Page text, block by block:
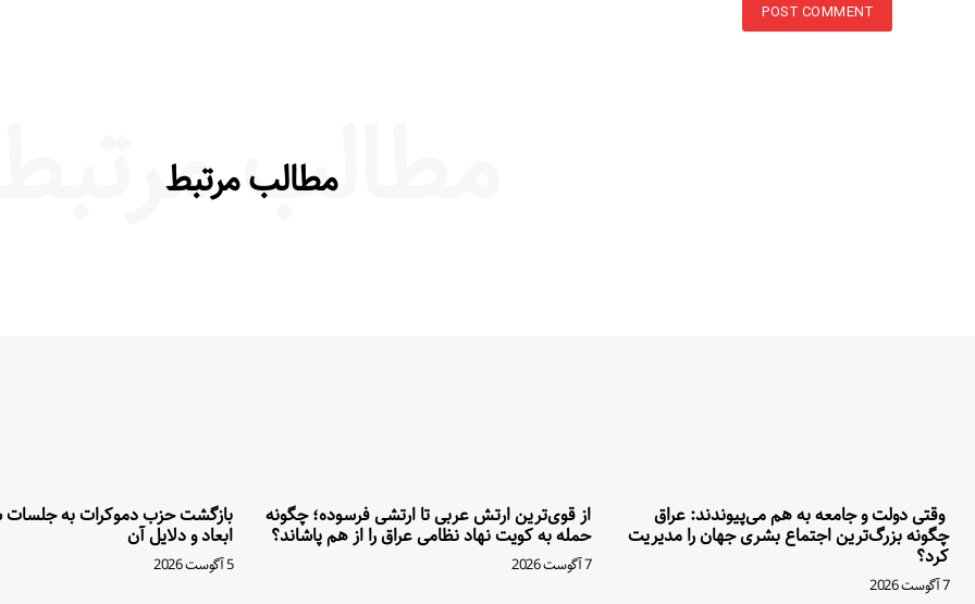
مطالب مرتبط
مطالب
وقتی دولت و جامعه به هم می‌پیوندند: عراق
چگونه بزرگ‌ترین اجتماع بشری جهان را مدیریت
کرد؟
7 آگوست 2026
از قوی‌ترین ارتش عربی تا ارتشی فرسوده؛ چگونه
حمله به کویت نهاد نظامی عراق را از هم پاشاند؟
7 آگوست 2026
بازگشت حزب دموکرات به جلسات
ابعاد و دلایل آن
5 آگوست 2026